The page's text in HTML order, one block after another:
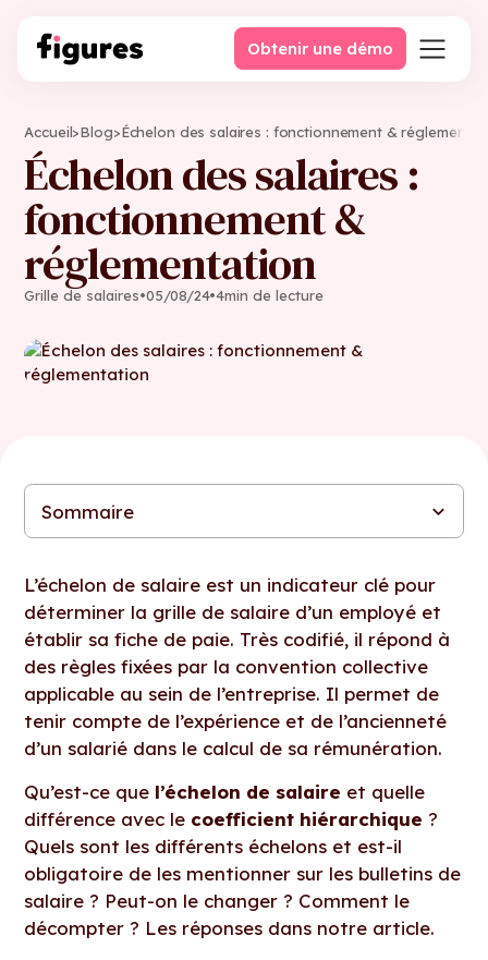
Obtenir une démo
Accueil>Blog>Échelon des salaires : fonctionnement &
Échelon des salaires :
fonctionnement &
réglementation
Grille de salaires•05/08/24•4min de lecture
Sommaire
différences ?
?salaire ?
L’échelon de salaire est un indicateur clé pour
déterminer la grille de salaire d’un employé et
établir sa fiche de paie. Très codifié, il répond à
des règles fixées par la convention collective
applicable au sein de l’entreprise. Il permet de
tenir compte de l’expérience et de l’ancienneté
d’un salarié dans le calcul de sa rémunération.
Qu’est-ce que l’échelon de salaire et quelle
différence avec le coefficient hiérarchique ?
Quels sont les différents échelons et est-il
obligatoire de les mentionner sur les bulletins de
salaire ? Peut-on le changer ? Comment le
décompter ? Les réponses dans notre article.